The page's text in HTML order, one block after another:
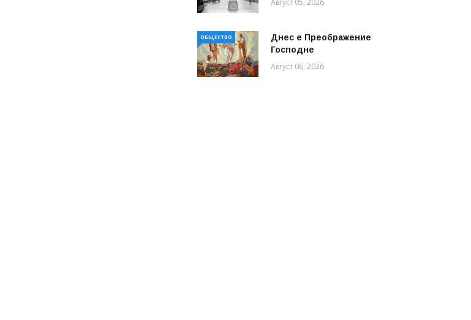
Август 05, 2026
ОБЩЕСТВО
Днес е Преображение
Господне
Август 06, 2026